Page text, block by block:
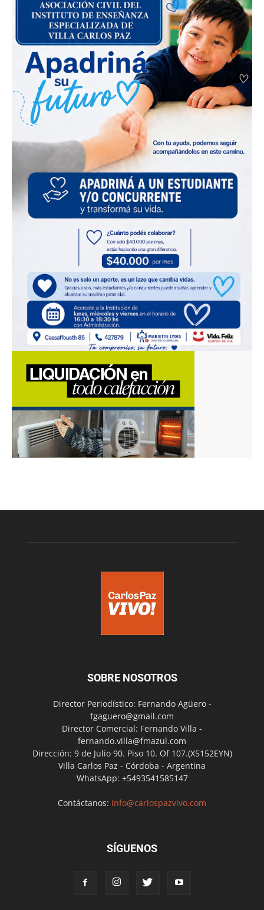
SOBRE NOSOTROS
Director Periodístico: Fernando Agüero -
fgaguero@gmail.com
Director Comercial: Fernando Villa -
fernando.villa@fmazul.com
Dirección: 9 de Julio 90. Piso 10. Of 107.(X5152EYN)
Villa Carlos Paz - Córdoba - Argentina
WhatsApp: +5493541585147
Contáctanos: info@carlospazvivo.com
SÍGUENOS